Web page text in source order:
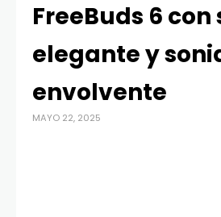
FreeBuds 6 con
elegante y
envolvente
MAYO 22, 2025